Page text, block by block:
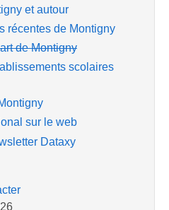
et autour
récentes de Montigny
de Montigny
scolaires
sur le web
Dataxy